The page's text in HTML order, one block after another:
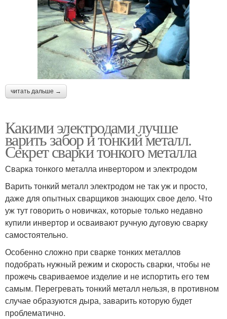
читать дальше →
Какими электродами лучше
варить забор и тонкий металл.
Секрет сварки тонкого металла
Сварка тонкого металла инвертором и электродом
Варить тонкий металл электродом не так уж и просто,
даже для опытных сварщиков знающих свое дело. Что
уж тут говорить о новичках, которые только недавно
купили инвертор и осваивают ручную дуговую сварку
самостоятельно.
Особенно сложно при сварке тонких металлов
подобрать нужный режим и скорость сварки, чтобы не
прожечь свариваемое изделие и не испортить его тем
самым. Перегревать тонкий металл нельзя, в противном
случае образуются дыра, заварить которую будет
проблематично.